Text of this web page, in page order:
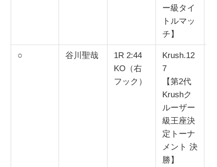
ー級タイ
トルマッ
チ】
○ 谷川聖哉
1R 2:44
KO（右
フック）
Krush.12
7
【第2代
Krushク
ルーザー
級王座決
定トーナ
メント 決
勝】